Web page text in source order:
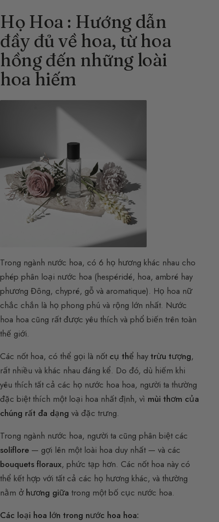
Họ Hoa : Hướng dẫn
đầy đủ về hoa, từ hoa
hồng đến những loài
hoa hiếm
Trong ngành nước hoa, có 6 họ hương khác nhau cho
phép phân loại nước hoa (hespéridé, hoa, ambré hay
phương Đông, chypré, gỗ và aromatique). Họ hoa nữ
chắc chắn là họ phong phú và rộng lớn nhất. Nước
hoa hoa cũng rất được yêu thích và phổ biến trên toàn
thế giới.
Các nốt hoa, có thể gọi là nốt cụ thể hay trừu tượng,
rất nhiều và khác nhau đáng kể. Do đó, dù hiếm khi
yêu thích tất cả các họ nước hoa hoa, người ta thường
đặc biệt thích một loại hoa nhất định, vì mùi thơm của
chúng rất đa dạng và đặc trưng.
Trong ngành nước hoa, người ta cũng phân biệt các
soliflore — gợi lên một loài hoa duy nhất — và các
bouquets floraux, phức tạp hơn. Các nốt hoa này có
thể kết hợp với tất cả các họ hương khác, và thường
nằm ở hương giữa trong một bố cục nước hoa.
Các loại hoa lớn trong nước hoa hoa: